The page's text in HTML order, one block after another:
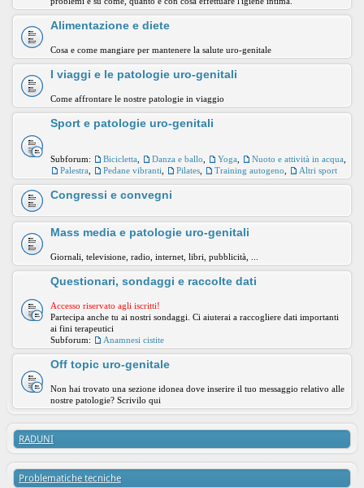
Alimentazione e diete
Cosa e come mangiare per mantenere la salute uro-genitale
I viaggi e le patologie uro-genitali
Come affrontare le nostre patologie in viaggio
Sport e patologie uro-genitali
Subforum: Bicicletta Danza e ballo Yoga Nuoto e attività in acqua
Palestra
Pedane vibranti Pilates Training autogeno Altri sport
Congressi e convegni
Mass media e patologie uro-genitali
Giornali, televisione, radio, internet, libri, pubblicità, ...
Questionari, sondaggi e raccolte dati
Accesso riservato agli iscritti!
Partecipa anche tu ai nostri sondaggi. Ci aiuterai a raccogliere dati importanti
ai fini terapeutici
Subforum:
Anamnesi cistite
Off topic uro-genitale
Non hai trovato una sezione idonea dove inserire il tuo messaggio relativo alle
nostre patologie? Scrivilo qui
RADUNI
Problematiche tecniche